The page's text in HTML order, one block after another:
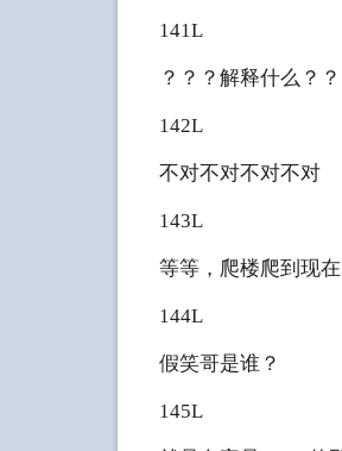
141L
？？？解释什么？？
142L
不对不对不对不对
143L
等等，爬楼爬到现
144L
假笑哥是谁？
145L